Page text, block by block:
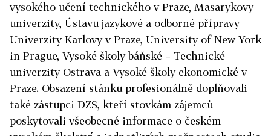
vysokého učení technického v Praze, Masarykovy
univerzity, Ústavu jazykové a odborné přípravy
Univerzity Karlovy v Praze, University of New York
in Prague, Vysoké školy báňské – Technické
univerzity Ostrava a Vysoké školy ekonomické v
Praze. Obsazení stánku profesionálně doplňovali
také zástupci DZS, kteří stovkám zájemců
poskytovali všeobecné informace o českém